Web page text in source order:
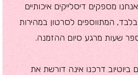
מספקים דיסלייקים איכותיים
המתווספים לסרטון במהירות
שעות מרגע סיום ההזמנה.
ביוטיוב דרכנו אינה דורשת את